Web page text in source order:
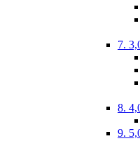
7.
8.
9.